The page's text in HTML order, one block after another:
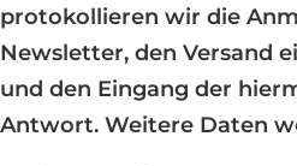
protokollieren wir die
Newsletter, den Versand
und den Eingang der
Antwort. Weitere Daten